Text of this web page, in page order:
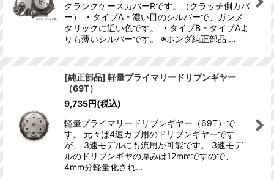
クランクケースカバーRです。（クラッチ側カバ
ー） ・タイプA - 濃い目のシルバーで、ガンメ
タリックに近い色です。 ・タイプB - タイプAよ
りも薄いシルバーです。 ※ホンダ純正部品 …
[純正部品] 軽量プライマリードリブンギヤー
（69T）
9,735円(税込)
軽量プライマリードリブンギヤー（69T）で
す。 元々は4速カブ用のドリブンギヤーです
が、 3速モデルにも流用が可能です。 3速モデ
ルのドリブンギヤの厚みは12mmですので、
4mm分軽量化され…